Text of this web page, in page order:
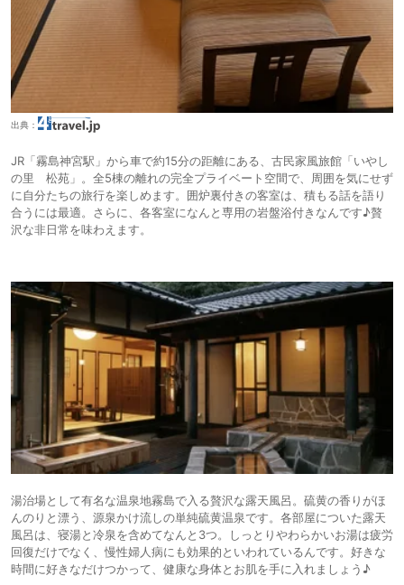
出典：
JR「霧島神宮駅」から車で約15分の距離にある、古民家風旅館「いやし
の里 松苑」。全5棟の離れの完全プライベート空間で、周囲を気にせず
に自分たちの旅行を楽しめます。囲炉裏付きの客室は、積もる話を語り
合うには最適。さらに、各客室になんと専用の岩盤浴付きなんです♪贅
沢な非日常を味わえます。
湯治場として有名な温泉地霧島で入る贅沢な露天風呂。硫黄の香りがほ
んのりと漂う、源泉かけ流しの単純硫黄温泉です。各部屋についた露天
風呂は、寝湯と冷泉を含めてなんと3つ。しっとりやわらかいお湯は疲労
回復だけでなく、慢性婦人病にも効果的といわれているんです。好きな
時間に好きなだけつかって、健康な身体とお肌を手に入れましょう♪